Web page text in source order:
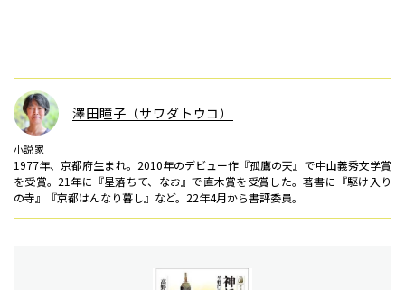
澤田瞳子（サワダトウコ）
小説家
1977年、京都府生まれ。2010年のデビュー作『孤鷹の天』で中山義秀文学賞
を受賞。21年に『星落ちて、なお』で直木賞を受賞した。著書に『駆け入り
の寺』『京都はんなり暮し』など。22年4月から書評委員。